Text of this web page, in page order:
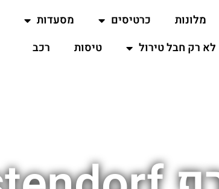
מלונות כרטיסים מסעדות
לא רק חבל טירול
טיסות רכב